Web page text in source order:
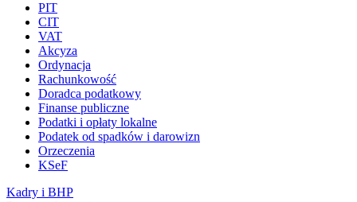
PIT
CIT
VAT
Akcyza
Ordynacja
Rachunkowość
Doradca podatkowy
Finanse publiczne
Podatki i opłaty lokalne
Podatek od spadków i darowizn
Orzeczenia
KSeF
Kadry i BHP